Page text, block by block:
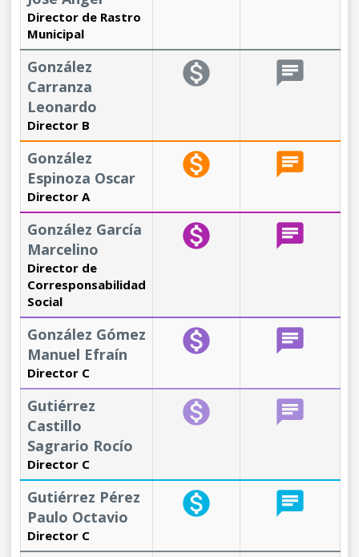
Director de Rastro
Municipal
González
Carranza
Leonardo
Director B
monetization_on chat
González
Espinoza Oscar
Director A
monetization_on chat
González García
Marcelino
Director de
Corresponsabilidad
Social
monetization_on chat
González Gómez
Manuel Efraín
Director C
monetization_on chat
Gutiérrez
Castillo
Sagrario Rocío
Director C
monetization_on chat
Gutiérrez Pérez
Paulo Octavio
Director C
monetization_on chat